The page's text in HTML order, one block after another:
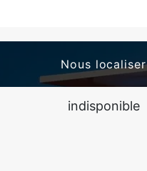
Nous localiser
indisponible